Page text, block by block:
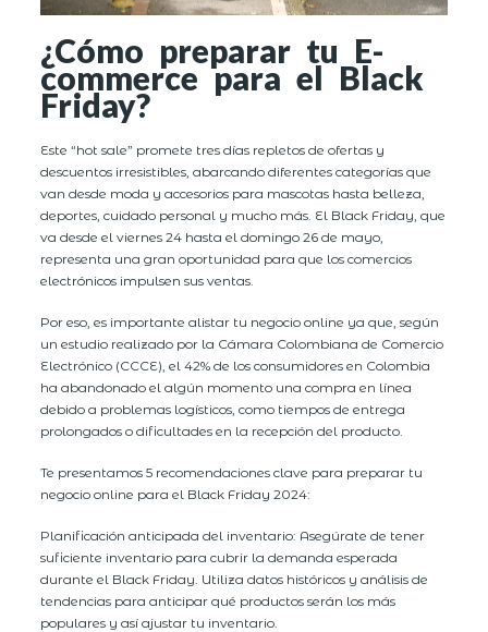
¿Cómo preparar tu E-
commerce para el Black
Friday?
Este “hot sale” promete tres días repletos de ofertas y
descuentos irresistibles, abarcando diferentes categorías que
van desde moda y accesorios para mascotas hasta belleza,
deportes, cuidado personal y mucho más. El Black Friday, que
va desde el viernes 24 hasta el domingo 26 de mayo,
representa una gran oportunidad para que los comercios
electrónicos impulsen sus ventas.
Por eso, es importante alistar tu negocio online ya que, según
un estudio realizado por la Cámara Colombiana de Comercio
Electrónico (CCCE), el 42% de los consumidores en Colombia
ha abandonado el algún momento una compra en línea
debido a problemas logísticos, como tiempos de entrega
prolongados o dificultades en la recepción del producto.
Te presentamos 5 recomendaciones clave para preparar tu
negocio online para el Black Friday 2024:
Planificación anticipada del inventario: Asegúrate de tener
suficiente inventario para cubrir la demanda esperada
durante el Black Friday. Utiliza datos históricos y análisis de
tendencias para anticipar qué productos serán los más
populares y así ajustar tu inventario.